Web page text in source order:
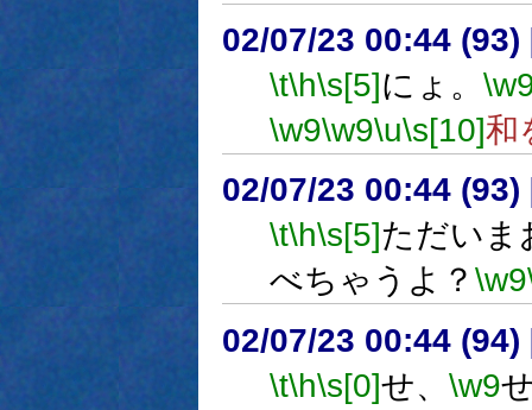
02/07/23 00:44 (93)
\t\h\s[5]にょ。
\w9\w9\u\s[10]和
02/07/23 00:44 (93)
\t\h\s[5]ただいま
べちゃうよ？ \w9
02/07/23 00:44 (94)
\t\h\s[0]せ、 \w9